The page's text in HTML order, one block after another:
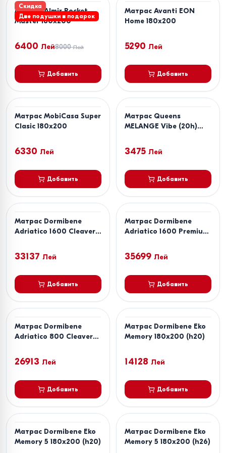
Скидка
Две подушки в подарок
Матрас Almir Pocket
Master 180x200
6400 Лей8000 Лей
Добавить
Матрас Avanti EON
Home 180x200
5290 Лей
Добавить
Матрас MobiCasa Super
Clasic 180x200
6330 Лей
Добавить
Матрас Queens
MELANGE Vibe (20h)
3475 Лей
Добавить
Матрас Dormibene
Adriatico 1600 Cleaver
33137 Лей
Добавить
Матрас Dormibene
Adriatico 1600 Premium
35699 Лей
Добавить
Матрас Dormibene
Adriatico 800 Cleaver
26913 Лей
Добавить
Матрас Dormibene Eko
Memory 180x200 (h20)
14128 Лей
Добавить
Матрас Dormibene Eko
Memory 5 180x200 (h20)
Матрас Dormibene Eko
Memory 5 180x200 (h26)